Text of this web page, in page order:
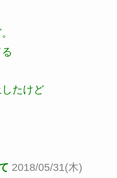
たけど
2018/05/31(木)